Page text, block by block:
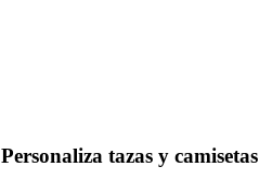
Personaliza tazas y camisetas